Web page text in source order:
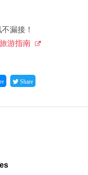
漏接！
游指南
Share